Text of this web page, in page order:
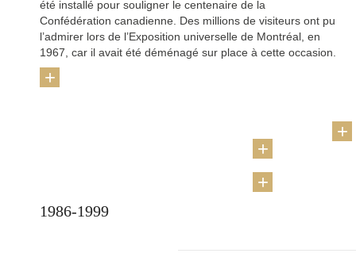
été installé pour souligner le centenaire de la
Confédération canadienne. Des millions de visiteurs ont pu
l’admirer lors de l’Exposition universelle de Montréal, en
1967, car il avait été déménagé sur place à cette occasion.
+
1986-1999